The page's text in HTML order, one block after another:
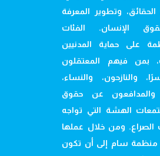
وتطوير المعرفة
الإنسان. الفئات
على حماية المدنيين
بمن فيهم المعتقلون
والنازحون، والنساء،
والمدافعون عن حقوق
الهشة التي تواجه
ومن خلال عملها
منظمة سام إلى أن تكون